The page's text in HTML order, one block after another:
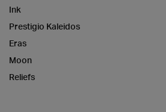
Ink
Prestigio Kaleidos
Eras
Moon
Reliefs